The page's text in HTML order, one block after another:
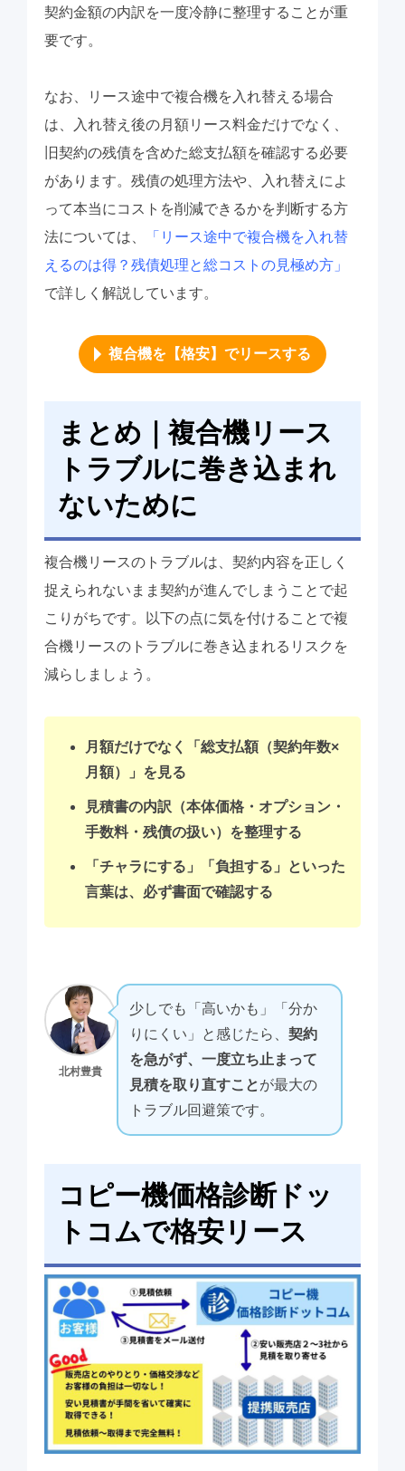
契約金額の内訳を一度冷静に整理することが重
要です。
なお、リース途中で複合機を入れ替える場合
は、入れ替え後の月額リース料金だけでなく、
旧契約の残債を含めた総支払額を確認する必要
があります。残債の処理方法や、入れ替えによ
って本当にコストを削減できるかを判断する方
法については、
「リース途中で複合機を入れ替
えるのは得？残債処理と総コストの見極め方」
で詳しく解説しています。
複合機を【格安】でリースする
まとめ｜複合機リース
トラブルに巻き込まれ
ないために
複合機リースのトラブルは、契約内容を正しく
捉えられないまま契約が進んでしまうことで起
こりがちです。以下の点に気を付けることで複
合機リースのトラブルに巻き込まれるリスクを
減らしましょう。
月額だけでなく「総支払額（契約年数×
月額）」を見る
見積書の内訳（本体価格・オプション・
手数料・残債の扱い）を整理する
「チャラにする」「負担する」といった
言葉は、必ず書面で確認する
北村豊貴
少しでも「高いかも」「分か
りにくい」と感じたら、 契約
を急がず、一度立ち止まって
見積を取り直すことが最大の
トラブル回避策です。
コピー機価格診断ドッ
トコムで格安リース